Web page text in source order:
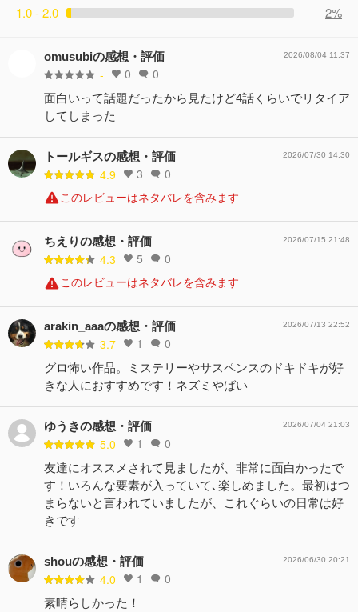
1.0 - 2.0
2%
omusubiの感想・評価
- 0 0
2026/08/04 11:37
面白いって話題だったから見たけど4話くらいでリタイア
してしまった
トールギスの感想・評価
4.9 3 0
2026/07/30 14:30
このレビューはネタバレを含みます
ちえりの感想・評価
4.3 5 0
2026/07/15 21:48
このレビューはネタバレを含みます
arakin_aaaの感想・評価
3.7 1 0
2026/07/13 22:52
グロ怖い作品。ミステリーやサスペンスのドキドキが好
きな人におすすめです！ネズミやばい
ゆうきの感想・評価
5.0 1 0
2026/07/04 21:03
友達にオススメされて見ましたが、非常に面白かったで
す！いろんな要素が入っていて､楽しめました。最初はつ
まらないと言われていましたが、これぐらいの日常は好
きです
shouの感想・評価
4.0 1 0
2026/06/30 20:21
素晴らしかった！